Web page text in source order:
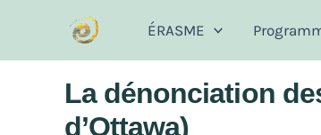
ÉRASME
La dénonciation
d’Ottawa)